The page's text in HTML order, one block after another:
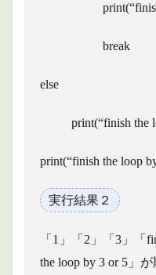
break
else
print(“finish the
print(“finish the loop
実行結果２
「1」「2」「3」「
the loop by 3 or 5」